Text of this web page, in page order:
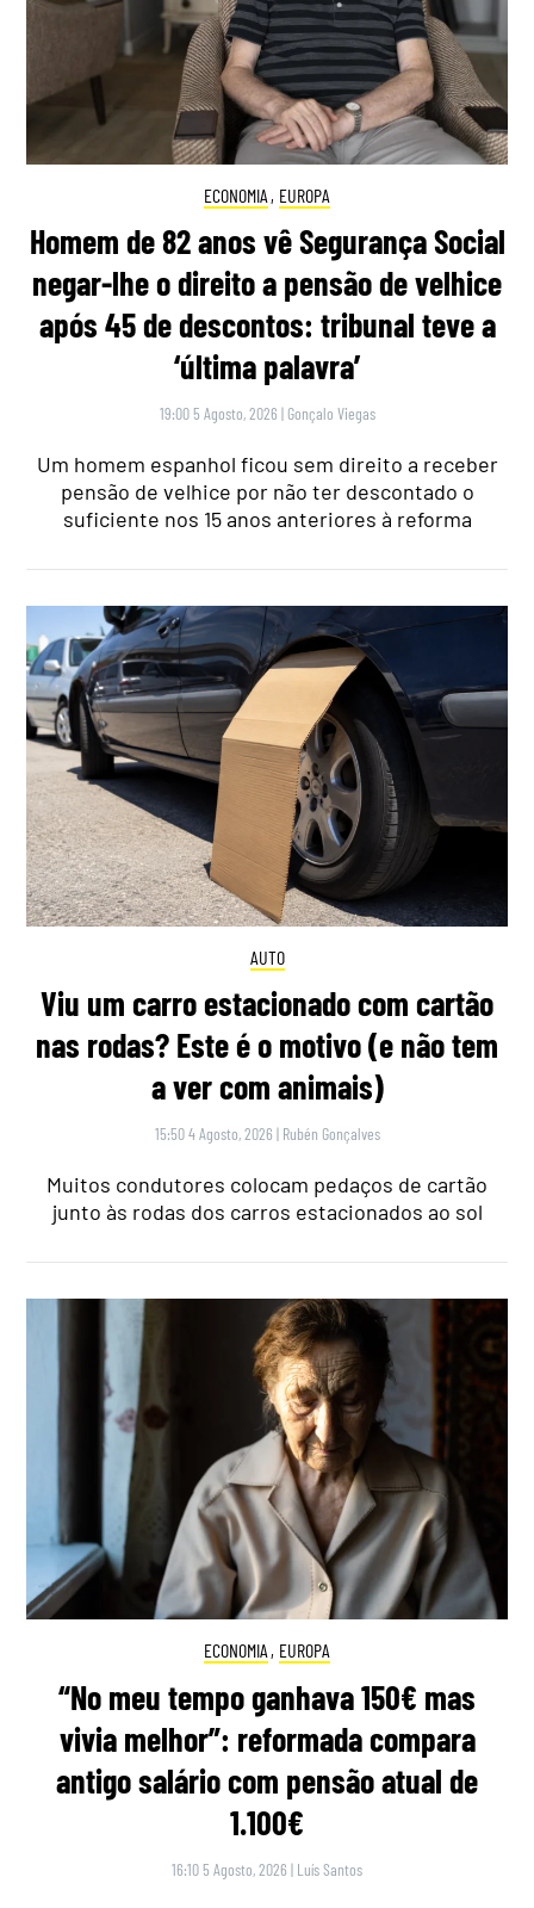
ECONOMIA , EUROPA
Homem de 82 anos vê Segurança Social
negar-lhe o direito a pensão de velhice
após 45 de descontos: tribunal teve a
‘última palavra’
19:00 5 Agosto, 2026 | Gonçalo Viegas
Um homem espanhol ficou sem direito a receber
pensão de velhice por não ter descontado o
suficiente nos 15 anos anteriores à reforma
AUTO
Viu um carro estacionado com cartão
nas rodas? Este é o motivo (e não tem
a ver com animais)
15:50 4 Agosto, 2026 | Rubén Gonçalves
Muitos condutores colocam pedaços de cartão
junto às rodas dos carros estacionados ao sol
ECONOMIA , EUROPA
“No meu tempo ganhava 150€ mas
vivia melhor”: reformada compara
antigo salário com pensão atual de
1.100€
16:10 5 Agosto, 2026 | Luís Santos